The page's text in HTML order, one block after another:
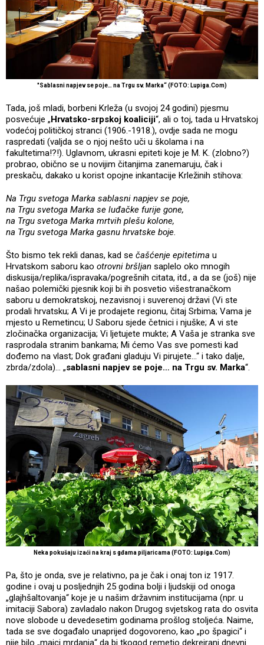
"Sablasni napjev se poje… na Trgu sv. Marka“ (FOTO: Lupiga.Com)
Tada, još mladi, borbeni Krleža (u svojoj 24 godini) pjesmu
posvećuje „Hrvatsko-srpskoj koaliciji“, ali o toj, tada u Hrvatskoj
vodećoj političkoj stranci (1906.-1918.), ovdje sada ne mogu
raspredati (valjda se o njoj nešto uči u školama i na
fakultetima!?!). Uglavnom, ukrasni epiteti koje je M. K. (zlobno?)
probrao, obično se u novijim čitanjima zanemaruju, čak i
preskaču, dakako u korist opojne inkantacije Krležinih stihova:
Na Trgu svetoga Marka sablasni napjev se poje,
na Trgu svetoga Marka se luđačke furije gone,
na Trgu svetoga Marka mrtvih plešu kolone,
na Trgu svetoga Marka gasnu hrvatske boje.
Što bismo tek rekli danas, kad se čašćenje epitetima u
Hrvatskom saboru kao otrovni bršljan saplelo oko mnogih
diskusija/replika/ispravaka/pogrešnih citata, itd., a da se (još) nije
našao polemički pjesnik koji bi ih posvetio višestranačkom
saboru u demokratskoj, nezavisnoj i suverenoj državi (Vi ste
prodali hrvatsku; A Vi je prodajete regionu, čitaj Srbima; Vama je
mjesto u Remetincu; U Saboru sjede četnici i njuške; A vi ste
zločinačka organizacija; Vi ljetujete mukte; A Vaša je stranka sve
rasprodala stranim bankama; Mi ćemo Vas sve pomesti kad
dođemo na vlast; Dok građani gladuju Vi pirujete…“ i tako dalje,
zbrda/zdola)… „sablasni napjev se poje… na Trgu sv. Marka“.
Neka pokušaju izaći na kraj s gđama piljaricama (FOTO: Lupiga.Com)
Pa, što je onda, sve je relativno, pa je čak i onaj ton iz 1917.
godine i ovaj u posljednjih 25 godina bolji i ljudskiji od onoga
„glajhšaltovanja“ koje je u našim državnim institucijama (npr. u
imitaciji Sabora) zavladalo nakon Drugog svjetskog rata do osvita
nove slobode u devedesetim godinama prošlog stoljeća. Naime,
tada se sve događalo unaprijed dogovoreno, kao „po špagici“ i
nije bilo „majci mrdanja“ da bi tkogod remetio dekreirani dnevni